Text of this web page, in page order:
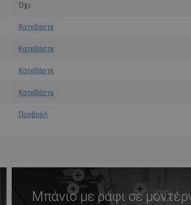
Όχι
Κατεβάστε
Κατεβάστε
Κατεβάστε
Κατεβάστε
Προβολή
Μπάνιο με ράφι σε